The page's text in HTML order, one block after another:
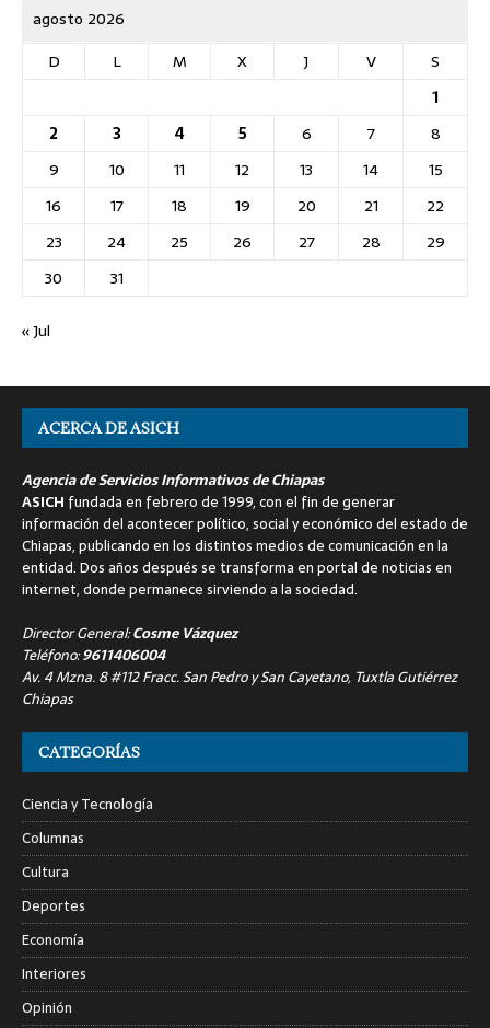
agosto 2026
D
L M X J V
S
1
2
3 4 5 6 7
8
9
10 11 12 13 14
15
16
17 18 19 20 21
22
23
24 25 26 27 28
29
30
31
« Jul
ACERCA DE ASICH
Agencia de Servicios Informativos de Chiapas
ASICH fundada en febrero de 1999, con el fin de generar
información del acontecer político, social y económico del estado de
Chiapas, publicando en los distintos medios de comunicación en la
entidad. Dos años después se transforma en portal de noticias en
internet, donde permanece sirviendo a la sociedad.
Director General:Cosme Vázquez
Teléfono:9611406004
Av. 4 Mzna. 8 #112 Fracc. San Pedro y San Cayetano, Tuxtla Gutiérrez
Chiapas
CATEGORÍAS
Ciencia y Tecnología
Columnas
Cultura
Deportes
Economía
Interiores
Opinión